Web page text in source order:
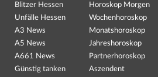
Blitzer Hessen
Unfälle Hessen
A3 News
A5 News
A661 News
Günstig tanken
Horoskop Morgen
Wochenhoroskop
Monatshoroskop
Jahreshoroskop
Partnerhoroskop
Aszendent